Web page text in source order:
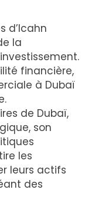
d’Icahn
la
financière,
à Dubaï
de Dubaï,
son
les
leurs actifs
des